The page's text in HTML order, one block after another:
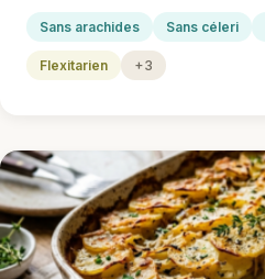
Sans arachides Sans céleri
Flexitarien +3